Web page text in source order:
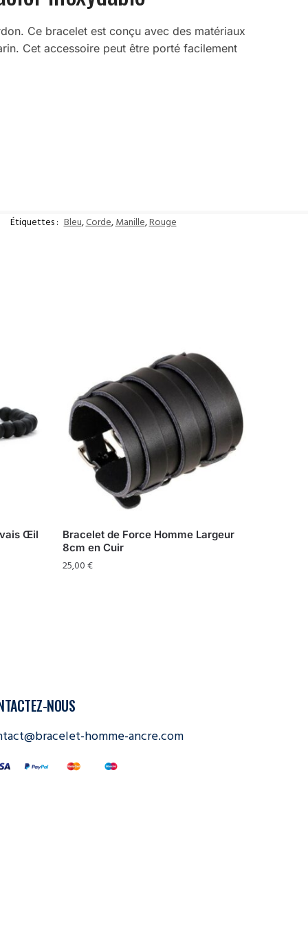
Ce bracelet est conçu avec des matériaux
Cet accessoire peut être porté facilement
Étiquettes : Bleu,Corde,Manille,Rouge
Œil
Bracelet de Force Homme Largeur
8cm en Cuir
25,00€
NOUS
homme-ancre.com